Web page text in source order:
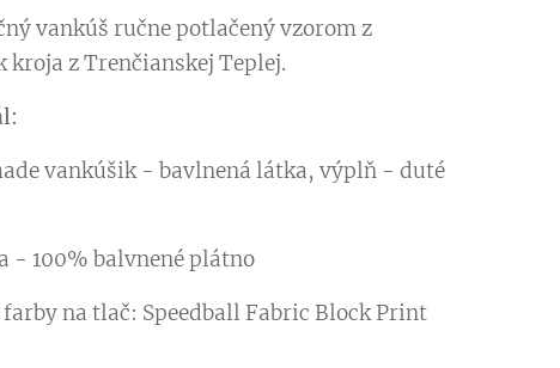
vankúš ručne potlačený vzorom z
kroja z Trenčianskej Teplej.
vankúšik - bavlnená látka, výplň - duté
- 100% balvnené plátno
farby na tlač: Speedball Fabric Block Print